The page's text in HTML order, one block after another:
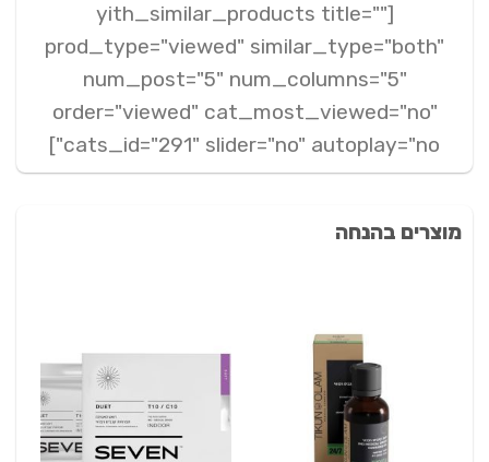
[yith_similar_products title=""
prod_type="viewed" similar_type="both"
num_post="5" num_columns="5"
order="viewed" cat_most_viewed="no"
cats_id="291" slider="no" autoplay="no"]
מוצרים בהנחה